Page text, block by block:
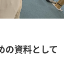
の資料として